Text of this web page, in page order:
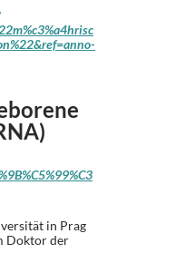
in Prag
Doktor der